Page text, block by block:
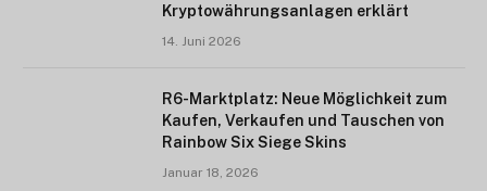
Kryptowährungsanlagen erklärt
14. Juni 2026
R6-Marktplatz: Neue Möglichkeit zum
Kaufen, Verkaufen und Tauschen von
Rainbow Six Siege Skins
Januar 18, 2026